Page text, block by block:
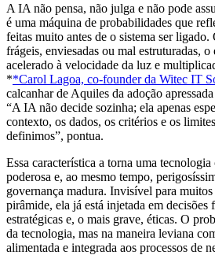
A IA não pensa, não julga e não pode
é uma máquina de probabilidades que
feitas muito antes de o sistema ser ligado.
frágeis, enviesadas ou mal estruturadas,
acelerado à velocidade da luz e
**Carol Lagoa, co-founder da Witec IT
calcanhar de Aquiles da adoção
“A IA não decide sozinha; ela apenas
contexto, os dados, os critérios e os
definimos”, pontua.
Essa característica a torna uma
poderosa e, ao mesmo tempo,
governança madura. Invisível para muitos
pirâmide, ela já está injetada em decisões
estratégicas e, o mais grave, éticas. O
da tecnologia, mas na maneira leviana
alimentada e integrada aos processos de